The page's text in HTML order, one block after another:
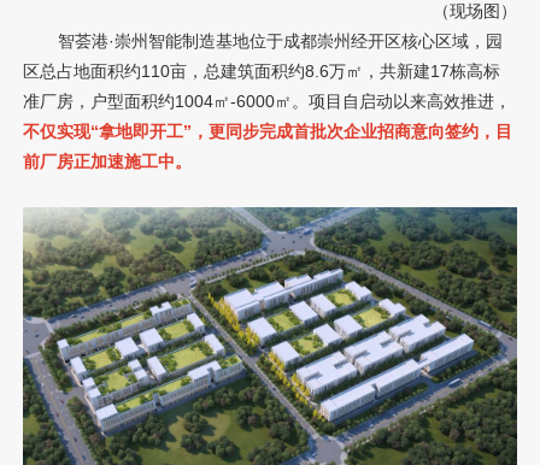
（现场图）
智荟港·崇州智能制造基地位于成都崇州经开区核心区域，园
区总占地面积约110亩，总建筑面积约8.6万㎡，共新建17栋高标
准厂房，户型面积约1004㎡-6000㎡。项目自启动以来高效推进，
不仅实现“拿地即开工”，更同步完成首批次企业招商意向签约，目
前厂房正加速施工中。